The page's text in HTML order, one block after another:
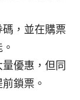
，並在購票
優惠，但同
鎖票。